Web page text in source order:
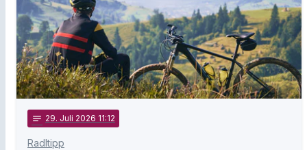
notes 29. Juli 2026 11:12
Radltipp